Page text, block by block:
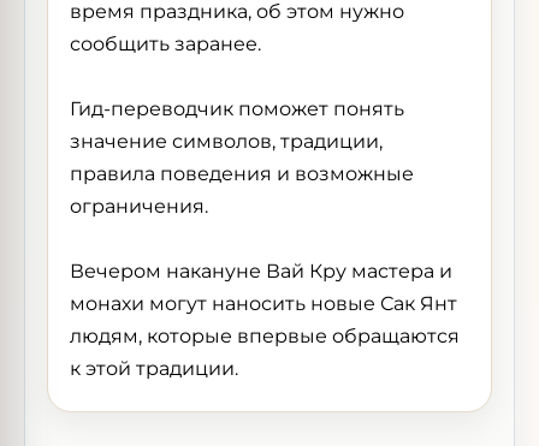
время праздника, об этом нужно
сообщить заранее.
Гид-переводчик поможет понять
значение символов, традиции,
правила поведения и возможные
ограничения.
Вечером накануне Вай Кру мастера и
монахи могут наносить новые Сак Янт
людям, которые впервые обращаются
к этой традиции.